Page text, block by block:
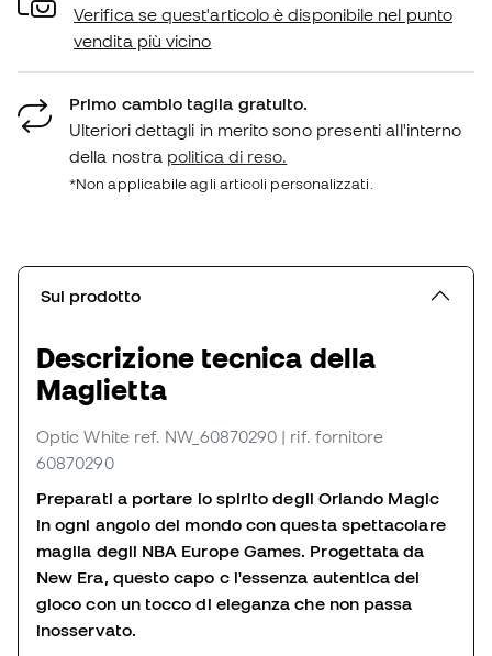
Verifica se quest'articolo è disponibile nel punto
vendita più vicino
Primo cambio taglia gratuito.
Ulteriori dettagli in merito sono presenti all'interno
della nostra politica di reso.
*Non applicabile agli articoli personalizzati.
Sul prodotto
Descrizione tecnica della
Maglietta
Optic White ref. NW_60870290 | rif. fornitore
60870290
Preparati a portare lo spirito degli Orlando Magic
in ogni angolo del mondo con questa spettacolare
maglia degli NBA Europe Games. Progettata da
New Era, questo capo c l'essenza autentica del
gioco con un tocco di eleganza che non passa
inosservato.